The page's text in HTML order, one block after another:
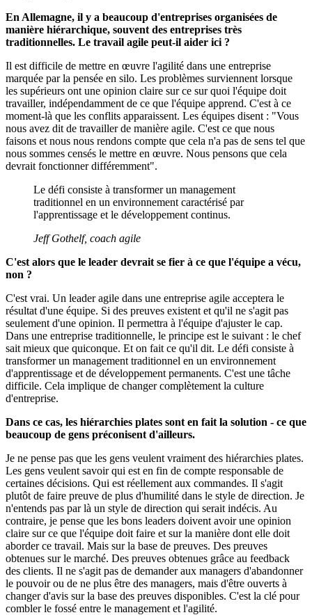
En Allemagne, il y a beaucoup d'entreprises organisées de
manière hiérarchique, souvent des entreprises très
traditionnelles. Le travail agile peut-il aider ici ?
Il est difficile de mettre en œuvre l'agilité dans une entreprise
marquée par la pensée en silo. Les problèmes surviennent lorsque
les supérieurs ont une opinion claire sur ce sur quoi l'équipe doit
travailler, indépendamment de ce que l'équipe apprend. C'est à ce
moment-là que les conflits apparaissent. Les équipes disent : "Vous
nous avez dit de travailler de manière agile. C'est ce que nous
faisons et nous nous rendons compte que cela n'a pas de sens tel que
nous sommes censés le mettre en œuvre. Nous pensons que cela
devrait fonctionner différemment".
Le défi consiste à transformer un management
traditionnel en un environnement caractérisé par
l'apprentissage et le développement continus.
Jeff Gothelf, coach agile
C'est alors que le leader devrait se fier à ce que l'équipe a vécu,
non ?
C'est vrai. Un leader agile dans une entreprise agile acceptera le
résultat d'une équipe. Si des preuves existent et qu'il ne s'agit pas
seulement d'une opinion. Il permettra à l'équipe d'ajuster le cap.
Dans une entreprise traditionnelle, le principe est le suivant : le chef
sait mieux que quiconque. Et on fait ce qu'il dit. Le défi consiste à
transformer un management traditionnel en un environnement
d'apprentissage et de développement permanents. C'est une tâche
difficile. Cela implique de changer complètement la culture
d'entreprise.
Dans ce cas, les hiérarchies plates sont en fait la solution - ce que
beaucoup de gens préconisent d'ailleurs.
Je ne pense pas que les gens veulent vraiment des hiérarchies plates.
Les gens veulent savoir qui est en fin de compte responsable de
certaines décisions. Qui est réellement aux commandes. Il s'agit
plutôt de faire preuve de plus d'humilité dans le style de direction. Je
n'entends pas par là un style de direction qui serait indécis. Au
contraire, je pense que les bons leaders doivent avoir une opinion
claire sur ce que l'équipe doit faire et sur la manière dont elle doit
aborder ce travail. Mais sur la base de preuves. Des preuves
obtenues sur le marché. Des preuves obtenues grâce au feedback
des clients. Il ne s'agit pas de demander aux managers d'abandonner
le pouvoir ou de ne plus être des managers, mais d'être ouverts à
changer d'avis sur la base des preuves disponibles. C'est la clé pour
combler le fossé entre le management et l'agilité.